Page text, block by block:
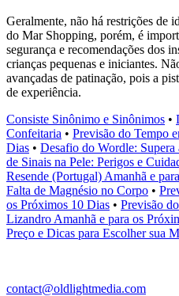
Geralmente, não há restrições de
do Mar Shopping, porém, é
segurança e recomendações dos
crianças pequenas e iniciantes.
avançadas de patinação, pois a
de experiência.
Consiste Sinônimo e Sinônimos •
Confeitaria • Previsão do Tempo
Dias • Desafio do Wordle:
de Sinais na Pele: Perigos e
Resende (Portugal) Amanhã e
Falta de Magnésio no Corpo •
os Próximos 10 Dias • Previsão
Lizandro Amanhã e para os
Preço e Dicas para Escolher sua
contact@oldlightmedia.com